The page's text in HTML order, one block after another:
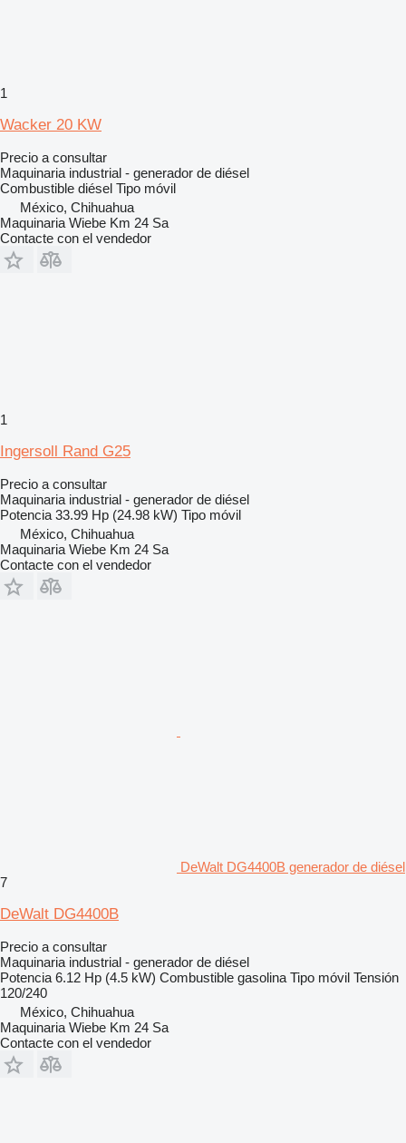
1
Wacker 20 KW
Precio a consultar
Maquinaria industrial - generador de diésel
Combustible diésel Tipo móvil
México, Chihuahua
Maquinaria Wiebe Km 24 Sa
Contacte con el vendedor
1
Ingersoll Rand G25
Precio a consultar
Maquinaria industrial - generador de diésel
Potencia 33.99 Hp (24.98 kW) Tipo móvil
México, Chihuahua
Maquinaria Wiebe Km 24 Sa
Contacte con el vendedor
DeWalt DG4400B generador de diésel
7
DeWalt DG4400B
Precio a consultar
Maquinaria industrial - generador de diésel
Potencia 6.12 Hp (4.5 kW) Combustible gasolina Tipo móvil Tensión
120/240
México, Chihuahua
Maquinaria Wiebe Km 24 Sa
Contacte con el vendedor